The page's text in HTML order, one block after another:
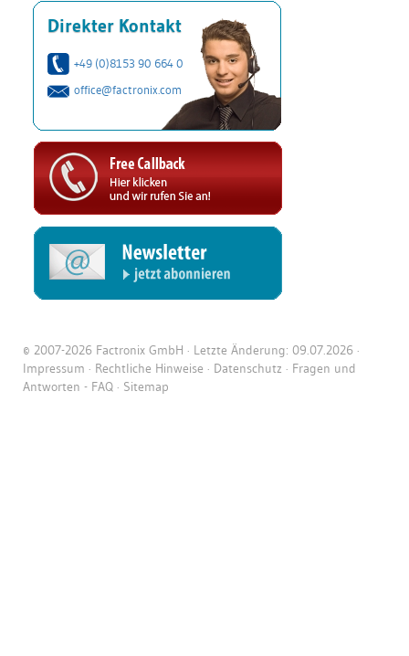
Direkter Kontakt
+49 (0)8153 90 664 0
office@factronix.com
© 2007-2026 Factronix GmbH · Letzte Änderung: 09.07.2026 ·
Impressum · Rechtliche Hinweise · Datenschutz · Fragen und
Antworten - FAQ · Sitemap